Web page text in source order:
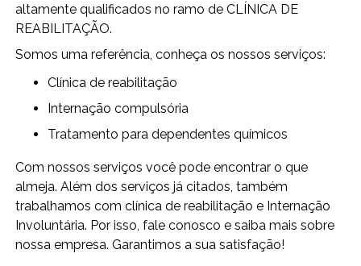
altamente qualificados no ramo de CLÍNICA DE
REABILITAÇÃO.
Somos uma referência, conheça os nossos serviços:
clínica de reabilitação
internação compulsória
tratamento para dependentes químicos
Com nossos serviços você pode encontrar o que
almeja. Além dos serviços já citados, também
trabalhamos com clínica de reabilitação e Internação
Involuntária. Por isso, fale conosco e saiba mais sobre
nossa empresa. Garantimos a sua satisfação!